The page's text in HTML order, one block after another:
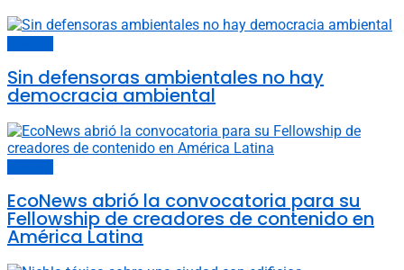
Sin defensoras ambientales no hay
democracia ambiental
EcoNews abrió la convocatoria para su
Fellowship de creadores de contenido en
América Latina